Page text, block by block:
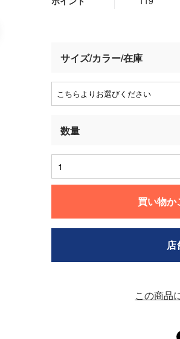
サイズ/カラー/在庫
買い物か
この商品
店